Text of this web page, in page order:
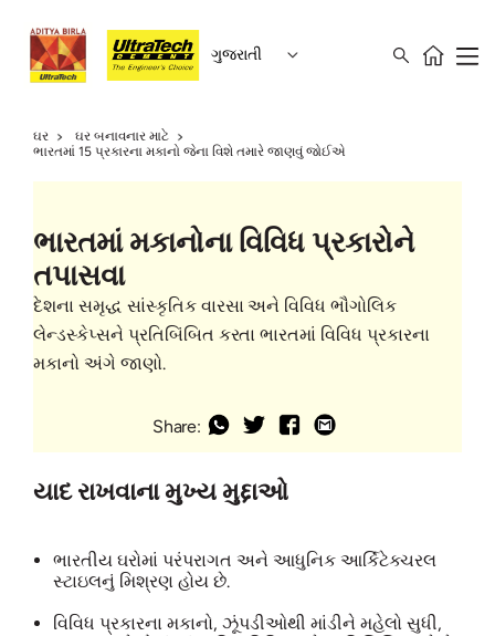
ગુજરાતી
ઘર
ઘર બનાવનાર માટે
ભારતમાં 15 પ્રકારના મકાનો જેના વિશે તમારે જાણવું જોઈએ
ભારતમાં મકાનોના વિવિધ પ્રકારોને
તપાસવા
દેશના સમૃદ્ધ સાંસ્કૃતિક વારસા અને વિવિધ ભૌગોલિક
લેન્ડસ્કેપ્સને પ્રતિબિંબિત કરતા ભારતમાં વિવિધ પ્રકારના
મકાનો અંગે જાણો.
Share:
યાદ રાખવાના મુખ્ય મુદ્દાઓ
ભારતીય ઘરોમાં પરંપરાગત અને આધુનિક આર્કિટેક્ચરલ
સ્ટાઇલનું મિશ્રણ હોય છે.
વિવિધ પ્રકારના મકાનો, ઝૂંપડીઓથી માંડીને મહેલો સુધી,